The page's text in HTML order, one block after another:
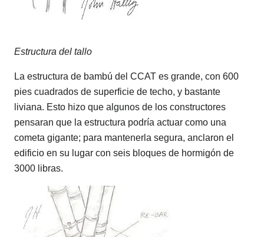
Estructura del tallo
La estructura de bambú del CCAT es grande, con 600
pies cuadrados de superficie de techo, y bastante
liviana. Esto hizo que algunos de los constructores
pensaran que la estructura podría actuar como una
cometa gigante; para mantenerla segura, anclaron el
edificio en su lugar con seis bloques de hormigón de
3000 libras.